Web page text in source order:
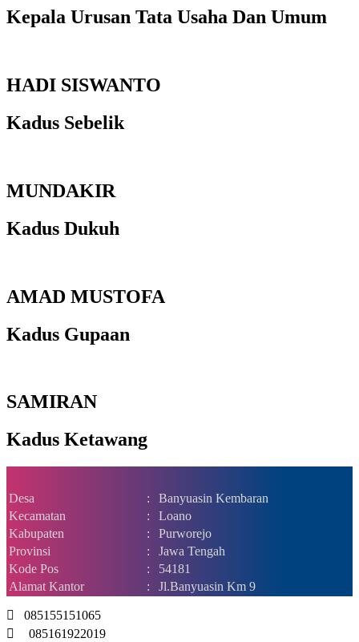
Kepala Urusan Tata Usaha Dan Umum
HADI SISWANTO
Kadus Sebelik
MUNDAKIR
Kadus Dukuh
AMAD MUSTOFA
Kadus Gupaan
SAMIRAN
Kadus Ketawang
Desa :
Banyuasin Kembaran
Kecamatan
:
Loano
Kabupaten
:
Purworejo
Provinsi
:
Jawa Tengah
Kode Pos
:
54181
Alamat Kantor
: Jl.Banyuasin Km 9
085155151065
085161922019